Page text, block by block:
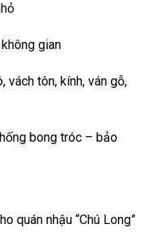
gian
vách tôn, kính, ván gỗ,
bong tróc – bảo
quán nhậu “Chú Long”